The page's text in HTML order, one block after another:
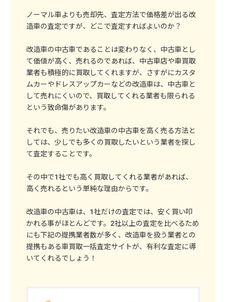
ノーマル車よりも売却先、査定方法で価格差が出る改
造車の査定ですが、どこで査定すればよいのか？
改造車の中古車であることは変わりなく、中古車とし
て価値が高く、売れるのであれば、中古車店や車買取
業者も積極的に買取してくれますが、さすがにカスタ
ムカーやドレスアップカーなどの改造車は、中古車と
して売れにくいので、買取してくれる業者も限られる
という致命傷があります。
それでも、売りたい改造車の中古車を高く売る方法と
しては、少しでも多くの買取したいという業者を探し
て査定することです。
その中で1社でも高く買取してくれる業者があれば、
高く売れるという単純な理由からです。
改造車の中古車は、1社だけの査定では、安く買い叩
かれる事がほとんどです。2社以上の査定を比べるため
にも下記の提携業者数が多く、改造車を扱う業者との
提携もある車買取一括査定サイトが、有利な査定に導
いてくれるでしょう！